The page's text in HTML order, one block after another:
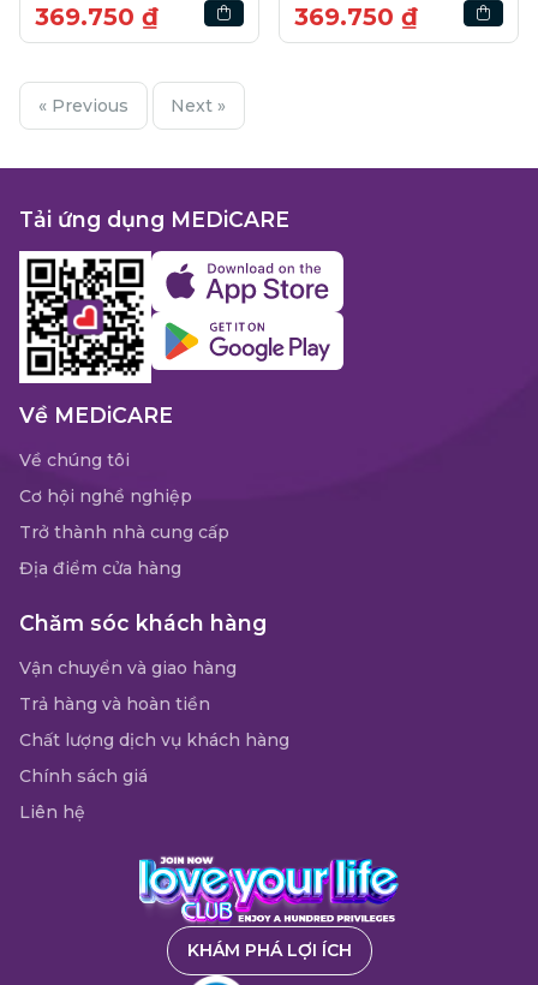
369.750 ₫ 369.750 ₫
« Previous Next »
Tải ứng dụng MEDiCARE
Về MEDiCARE
Về chúng tôi
Cơ hội nghề nghiệp
Trở thành nhà cung cấp
Địa điểm cửa hàng
Chăm sóc khách hàng
Vận chuyển và giao hàng
Trả hàng và hoàn tiền
Chất lượng dịch vụ khách hàng
Chính sách giá
Liên hệ
KHÁM PHÁ LỢI ÍCH